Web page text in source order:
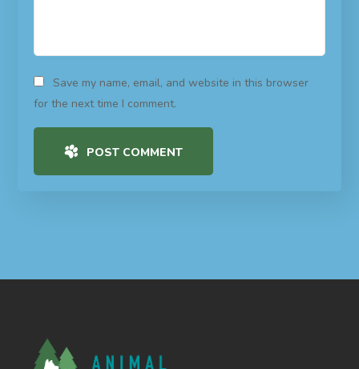
Save my name, email, and website in this browser
for the next time I comment.
POST COMMENT